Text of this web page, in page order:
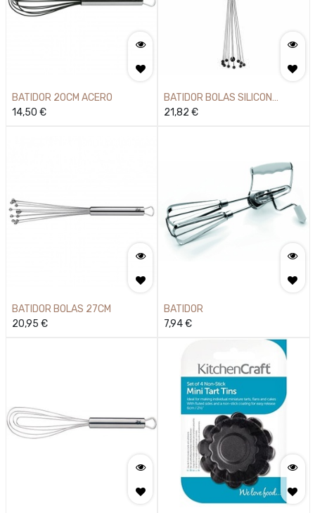
BATIDOR 20CM ACERO
14,50 €
BATIDOR BOLAS SILICON
ACERO 27CM
21,82 €
BATIDOR BOLAS 27CM
20,95 €
BATIDOR
7,94€